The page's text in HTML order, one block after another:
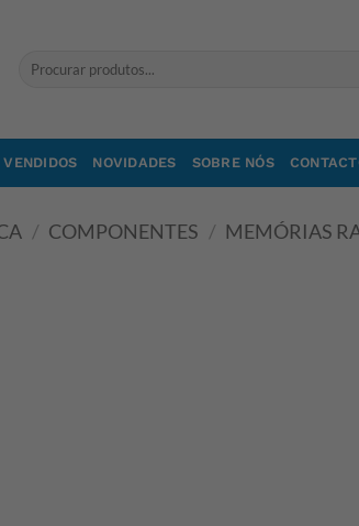
Pesquisar
NOVIDADES SOBRE NÓS
/ COMPONENTES / MEMÓRIAS